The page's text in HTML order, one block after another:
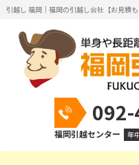
引越し 福岡｜福岡の引越し会社【お見積も
福岡引越センター 年